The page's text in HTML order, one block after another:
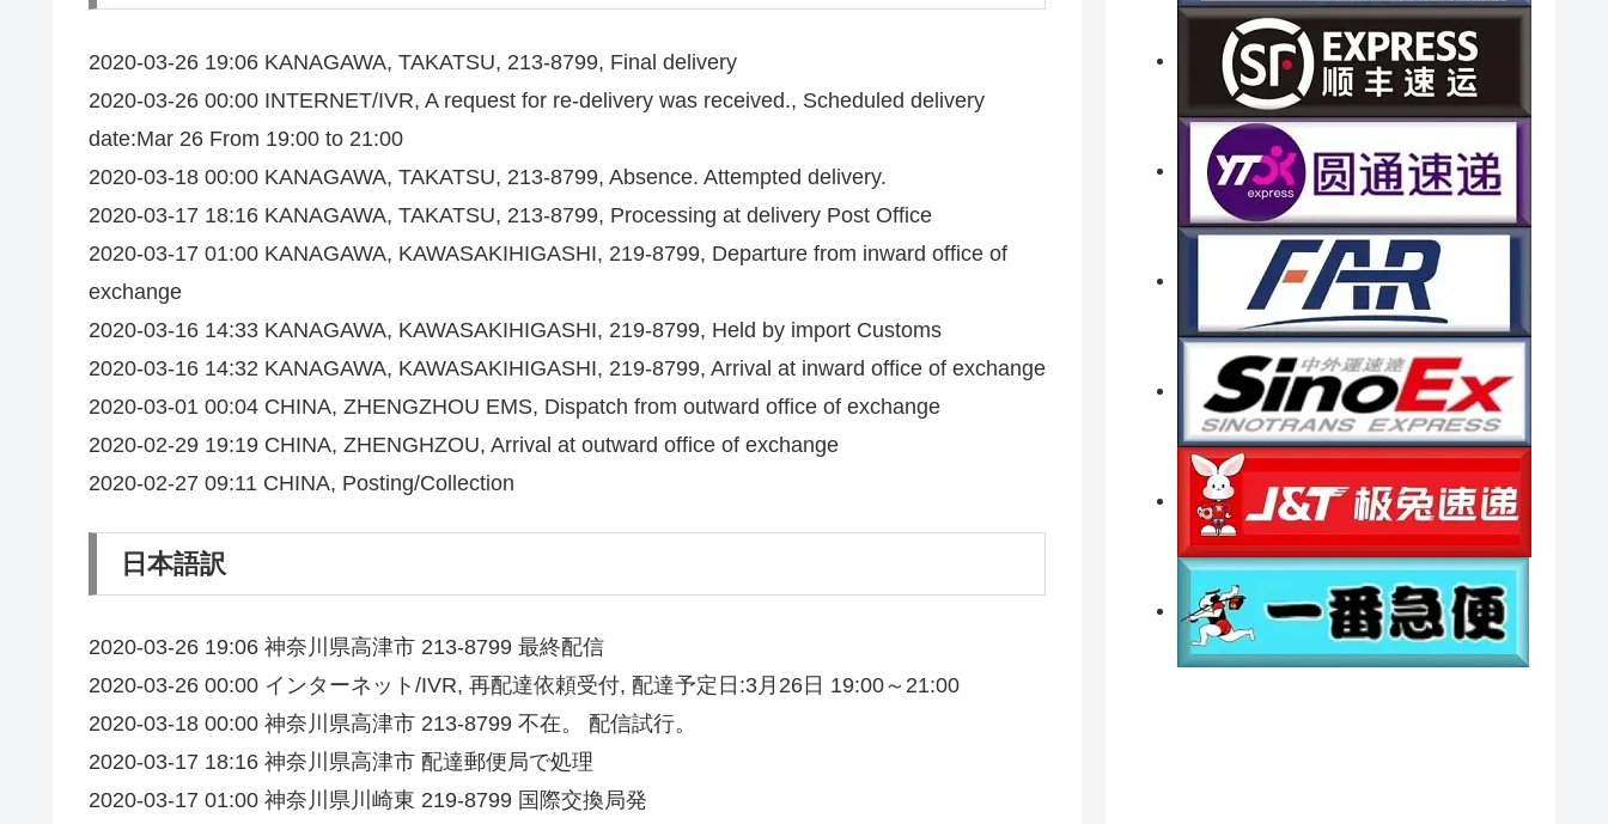
2020-03-26 19:06 KANAGAWA, TAKATSU, 213-8799, Final delivery
2020-03-26 00:00 INTERNET/IVR, A request for re-delivery was received., Scheduled delivery
date:Mar 26 From 19:00 to 21:00
2020-03-18 00:00 KANAGAWA, TAKATSU, 213-8799, Absence. Attempted delivery.
2020-03-17 18:16 KANAGAWA, TAKATSU, 213-8799, Processing at delivery Post Office
2020-03-17 01:00 KANAGAWA, KAWASAKIHIGASHI, 219-8799, Departure from inward office of
exchange
2020-03-16 14:33 KANAGAWA, KAWASAKIHIGASHI, 219-8799, Held by import Customs
2020-03-16 14:32 KANAGAWA, KAWASAKIHIGASHI, 219-8799, Arrival at inward office of exchange
2020-03-01 00:04 CHINA, ZHENGZHOU EMS, Dispatch from outward office of exchange
2020-02-29 19:19 CHINA, ZHENGHZOU, Arrival at outward office of exchange
2020-02-27 09:11 CHINA, Posting/Collection
日本語訳
2020-03-26 19:06 神奈川県高津市 213-8799 最終配信
2020-03-26 00:00 インターネット/IVR, 再配達依頼受付, 配達予定日:3月26日 19:00～21:00
2020-03-18 00:00 神奈川県高津市 213-8799 不在。 配信試行。
2020-03-17 18:16 神奈川県高津市 配達郵便局で処理
2020-03-17 01:00 神奈川県川崎東 219-8799 国際交換局発